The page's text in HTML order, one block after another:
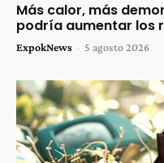
Más calor, más
podría aumentar los
ExpokNews - 5 agosto 2026